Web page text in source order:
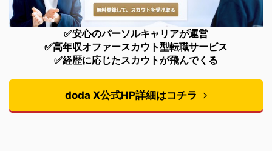
✅安心のパーソルキャリアが運営
✅高年収オファースカウト型転職サービス
✅経歴に応じたスカウトが飛んでくる
doda X公式HP詳細はコチラ